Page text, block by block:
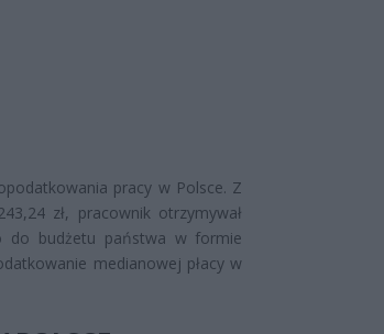
pracy w Polsce. Z
zł, pracownik otrzymywał
do budżetu państwa w formie
medianowej płacy w